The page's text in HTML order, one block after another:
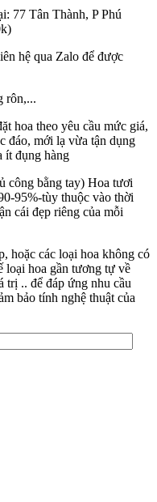
77 Tân Thành, P Phú
hệ qua Zalo để được
rôn,...
hoa theo yêu cầu mức giá,
đáo, mới lạ vừa tận dụng
ít đụng hàng
công bằng tay) Hoa tươi
95%-tùy thuộc vào thời
cái đẹp riêng của mỗi
hoặc các loại hoa không có
loại hoa gần tương tự về
trị .. để đáp ứng nhu cầu
bảo tính nghệ thuật của